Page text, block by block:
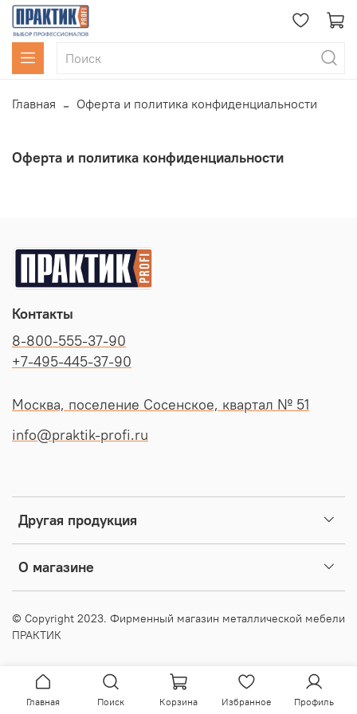
Главная Оферта и политика конфиденциальности
Оферта и политика конфиденциальности
Другая продукция
О магазине
Контакты
8-800-555-37-90
+7-495-445-37-90
Москва, поселение Сосенское, квартал № 51
info@praktik-profi.ru
© Copyright 2023. Фирменный магазин металлической мебели
ПРАКТИК
Главная Поиск Корзина Избранное Профиль